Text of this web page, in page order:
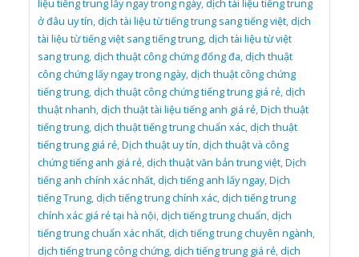
liệu tiếng trung lấy ngay trong ngày,dịch tài liệu tiếng trung
ở đâu uy tín,dịch tài liệu từ tiếng trung sang tiếng việt,dịch
tài liệu từ tiếng việt sang tiếng trung,dịch tài liệu từ việt
sang trung,dịch thuật công chứng đống đa,dịch thuật
công chứng lấy ngay trong ngày,dịch thuật công chứng
tiếng trung,dịch thuật công chứng tiếng trung giá rẻ,dịch
thuật nhanh,dịch thuật tài liệu tiếng anh giá rẻ,Dịch thuật
tiếng trung,dịch thuật tiếng trung chuẩn xác,dịch thuật
tiếng trung giá rẻ,Dịch thuật uy tín,dịch thuật và công
chứng tiếng anh giá rẻ,dịch thuật văn bản trung việt,Dịch
tiếng anh chính xác nhất,dịch tiếng anh lấy ngay,Dịch
tiếng Trung,dịch tiếng trung chính xác,dịch tiếng trung
chính xác giá rẻ tại hà nội,dịch tiếng trung chuẩn,dịch
tiếng trung chuẩn xác nhất,dịch tiếng trung chuyên ngành,
dịch tiếng trung công chứng,dịch tiếng trung giá rẻ,dịch